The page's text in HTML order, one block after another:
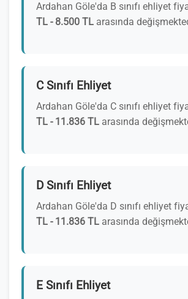
Ardahan Göle'da B sınıfı ehliyet
TL - 8.500 TL arasında
C Sınıfı Ehliyet
Ardahan Göle'da C sınıfı ehliyet
TL - 11.836 TL arasında
D Sınıfı Ehliyet
Ardahan Göle'da D sınıfı ehliyet
TL - 11.836 TL arasında
E Sınıfı Ehliyet